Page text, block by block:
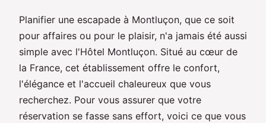
Planifier une escapade à Montluçon, que ce soit
pour affaires ou pour le plaisir, n'a jamais été aussi
simple avec l'Hôtel Montluçon. Situé au cœur de
la France, cet établissement offre le confort,
l'élégance et l'accueil chaleureux que vous
recherchez. Pour vous assurer que votre
réservation se fasse sans effort, voici ce que vous